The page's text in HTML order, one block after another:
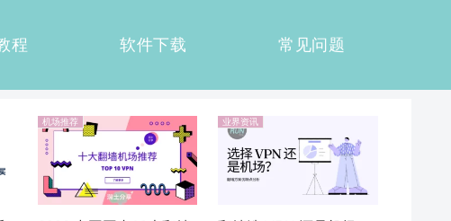
程 软件下载 常见问题
机场推荐 业界资讯